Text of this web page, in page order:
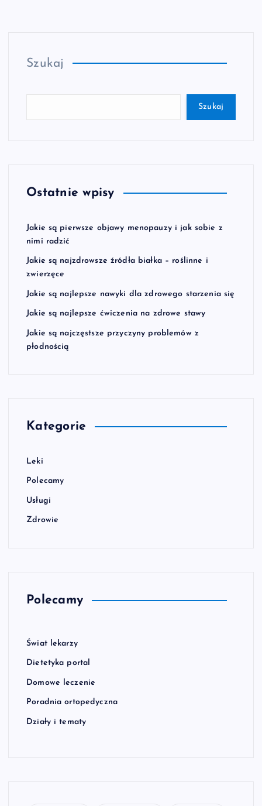
Szukaj
Szukaj
Ostatnie wpisy
Jakie są pierwsze objawy menopauzy i jak sobie z
nimi radzić
Jakie są najzdrowsze źródła białka – roślinne i
zwierzęce
Jakie są najlepsze nawyki dla zdrowego starzenia się
Jakie są najlepsze ćwiczenia na zdrowe stawy
Jakie są najczęstsze przyczyny problemów z
płodnością
Kategorie
Leki
Polecamy
Usługi
Zdrowie
Polecamy
Świat lekarzy
Dietetyka portal
Domowe leczenie
Poradnia ortopedyczna
Działy i tematy